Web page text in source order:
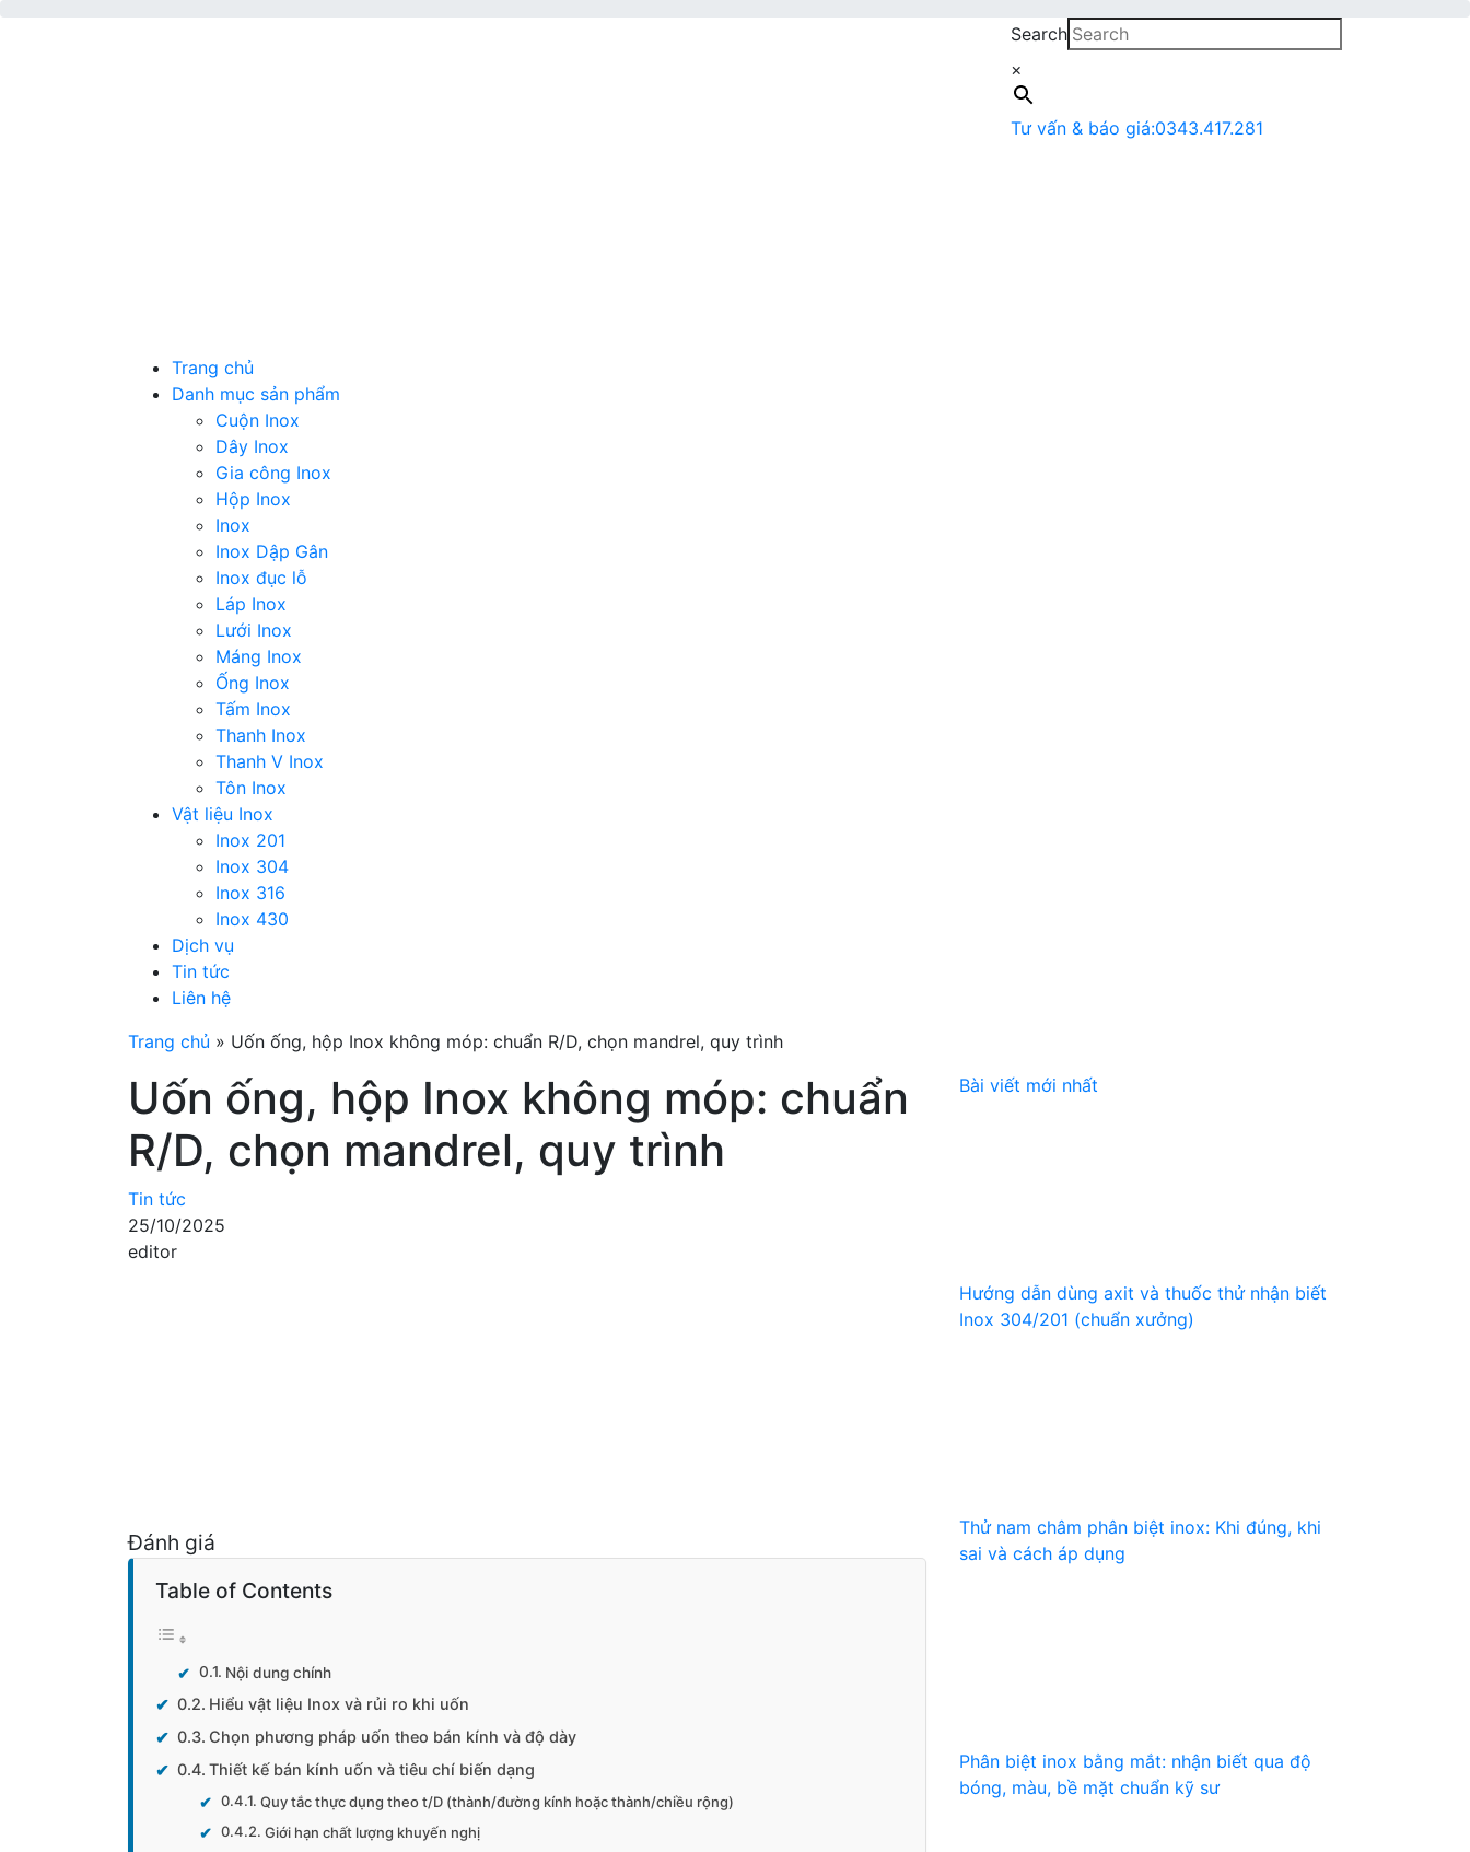
Search
×
Tư vấn & báo giá:0343.417.281
Trang chủ
Danh mục sản phẩm
Cuộn Inox
Dây Inox
Gia công Inox
Hộp Inox
Inox
Inox Dập Gân
Inox đục lỗ
Láp Inox
Lưới Inox
Máng Inox
Ống Inox
Tấm Inox
Thanh Inox
Thanh V Inox
Tôn Inox
Vật liệu Inox
Inox 201
Inox 304
Inox 316
Inox 430
Dịch vụ
Tin tức
Liên hệ
Trang chủ » Uốn ống, hộp Inox không móp: chuẩn R/D, chọn mandrel, quy trình
Uốn ống, hộp Inox không móp: chuẩn
R/D, chọn mandrel, quy trình
Tin tức
25/10/2025
editor
Đánh giá
Table of Contents
Nội dung chính
Hiểu vật liệu Inox và rủi ro khi uốn
Chọn phương pháp uốn theo bán kính và độ dày
Thiết kế bán kính uốn và tiêu chí biến dạng
Quy tắc thực dụng theo t/D (thành/đường kính hoặc thành/chiều rộng)
Giới hạn chất lượng khuyến nghị
Bài viết mới nhất
Hướng dẫn dùng axit và thuốc thử nhận biết
Inox 304/201 (chuẩn xưởng)
Thử nam châm phân biệt inox: Khi đúng, khi
sai và cách áp dụng
Phân biệt inox bằng mắt: nhận biết qua độ
bóng, màu, bề mặt chuẩn kỹ sư